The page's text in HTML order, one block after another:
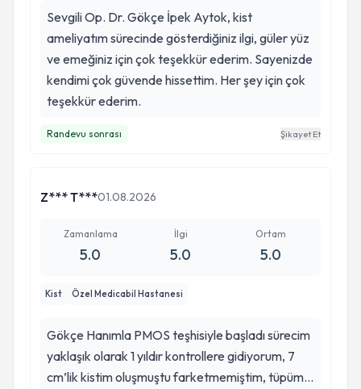
Sevgili Op. Dr. Gökçe İpek Aytok, kist
ameliyatım sürecinde gösterdiğiniz ilgi, güler yüz
ve emeğiniz için çok teşekkür ederim. Sayenizde
kendimi çok güvende hissettim. Her şey için çok
teşekkür ederim.
Randevu sonrası Şikayet Et
Z*** T***01.08.2026
Zamanlama
5.0
İlgi
5.0
Ortam
5.0
Kist Özel Medicabil Hastanesi
Gökçe Hanımla PMOS teşhisiyle başladı sürecim
yaklaşık olarak 1 yıldır kontrollere gidiyorum, 7
cm’lik kistim oluşmuştu farketmemiştim, tüpümü